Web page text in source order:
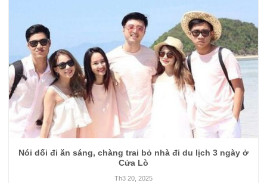
Nói dối đi ăn sáng, chàng trai bỏ nhà đi du lịch 3 ngày ở
Cửa Lò
Th3 20, 2025